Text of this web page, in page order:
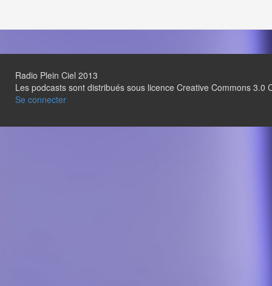
Radio Plein Ciel 2013
Les podcasts sont distribués sous licence Creative Commons 3.0
Se connecter